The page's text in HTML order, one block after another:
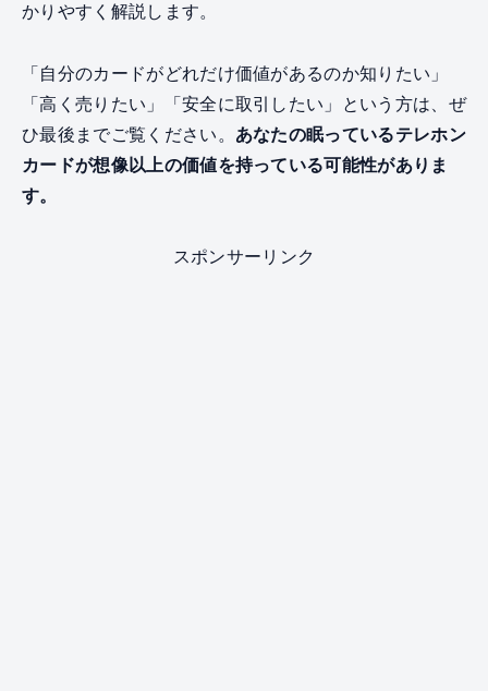
かりやすく解説します。
「自分のカードがどれだけ価値があるのか知りたい」
「高く売りたい」「安全に取引したい」という方は、ぜ
ひ最後までご覧ください。 あなたの眠っているテレホン
カードが想像以上の価値を持っている可能性がありま
す。
スポンサーリンク